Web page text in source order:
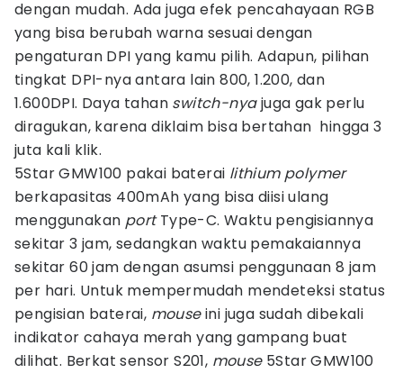
dengan mudah. Ada juga efek pencahayaan RGB
yang bisa berubah warna sesuai dengan
pengaturan DPI yang kamu pilih. Adapun, pilihan
tingkat DPI-nya antara lain 800, 1.200, dan
1.600DPI. Daya tahan switch-nyajuga gak perlu
diragukan, karena diklaim bisa bertahan hingga 3
juta kali klik.
5Star GMW100 pakai baterai lithium polymer
berkapasitas 400mAh yang bisa diisi ulang
menggunakan portType-C. Waktu pengisiannya
sekitar 3 jam, sedangkan waktu pemakaiannya
sekitar 60 jam dengan asumsi penggunaan 8 jam
per hari. Untuk mempermudah mendeteksi status
pengisian baterai, mouseini juga sudah dibekali
indikator cahaya merah yang gampang buat
dilihat. Berkat sensor S201, mouse5Star GMW100